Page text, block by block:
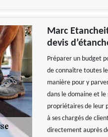
Marc
devis
Préparer un budget
de connaître toutes
manière pour y
dans le domaine et
propriétaires de leur
à ses chargés de
directement auprès